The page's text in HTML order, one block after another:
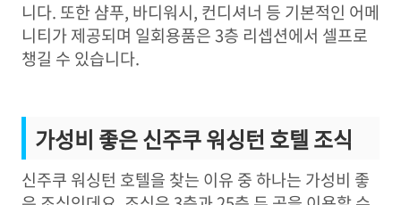
니다. 또한 샴푸, 바디워시, 컨디셔너 등 기본적인 어메
니티가 제공되며 일회용품은 3층 리셉션에서 셀프로
챙길 수 있습니다.
가성비 좋은 신주쿠 워싱턴 호텔 조식
신주쿠 워싱턴 호텔을 찾는 이유 중 하나는 가성비 좋